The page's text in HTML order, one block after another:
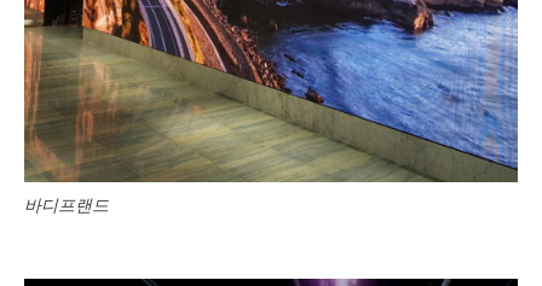
바디프랜드